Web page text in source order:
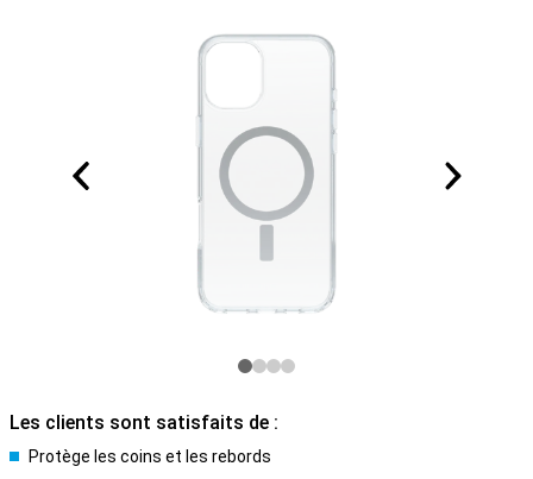
Les clients sont satisfaits de :
Protège les coins et les rebords